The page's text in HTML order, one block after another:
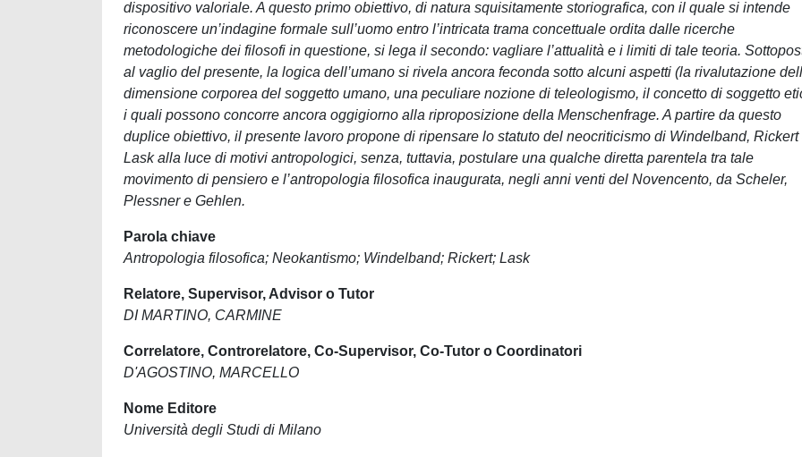
dispositivo valoriale. A questo primo obiettivo, di natura squisitamente storiografica, con il quale si intende
riconoscere un’indagine formale sull’uomo entro l’intricata trama concettuale ordita dalle ricerche
metodologiche dei filosofi in questione, si lega il secondo: vagliare l’attualità e i limiti di tale teoria.
al vaglio del presente, la logica dell’umano si rivela ancora feconda sotto alcuni aspetti (la rivalutazione
dimensione corporea del soggetto umano, una peculiare nozione di teleologismo, il concetto di soggetto
i quali possono concorre ancora oggigiorno alla riproposizione della Menschenfrage. A partire da questo
duplice obiettivo, il presente lavoro propone di ripensare lo statuto del neocriticismo di Windelband, Rickert
Lask alla luce di motivi antropologici, senza, tuttavia, postulare una qualche diretta parentela tra tale
movimento di pensiero e l’antropologia filosofica inaugurata, negli anni venti del Novencento, da Scheler,
Plessner e Gehlen.
Parola chiave
Antropologia filosofica; Neokantismo; Windelband; Rickert; Lask
Relatore, Supervisor, Advisor o Tutor
DI MARTINO, CARMINE
Correlatore, Controrelatore, Co-Supervisor, Co-Tutor o Coordinatori
D'AGOSTINO, MARCELLO
Nome Editore
Università degli Studi di Milano